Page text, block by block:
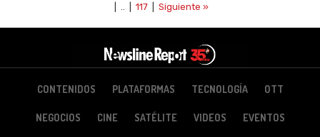
117| Siguiente »
CONTENIDOS PLATAFORMAS TECNOLOGÍA OTT
NEGOCIOS CINE SATÉLITE VIDEOS EVENTOS